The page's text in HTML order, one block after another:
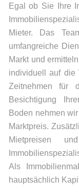
Egal ob Sie Ihre
Mieter. Das
umfangreiche
Markt und
individuell auf die
Zeitnehmen für
Besichtigung
Boden nehmen
Marktpreis.
Mietpreisen
Als
hauptsächlich